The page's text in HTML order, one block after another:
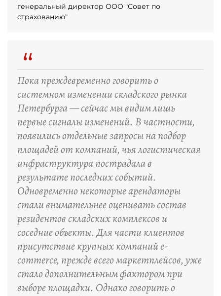
генеральный директор ООО "Совет по
страхованию"
“
Пока преждевременно говорить о
системном изменении складского рынка
Петербурга — сейчас мы видим лишь
первые сигналы изменений. В частности,
появились отдельные запросы на подбор
площадей от компаний, чья логистическая
инфраструктура пострадала в
результате последних событий.
Одновременно некоторые арендаторы
стали внимательнее оценивать состав
резидентов складских комплексов и
соседние объекты. Для части клиентов
присутствие крупных компаний e-
commerce, прежде всего маркетплейсов, уже
стало дополнительным фактором при
выборе площадки. Однако говорить о